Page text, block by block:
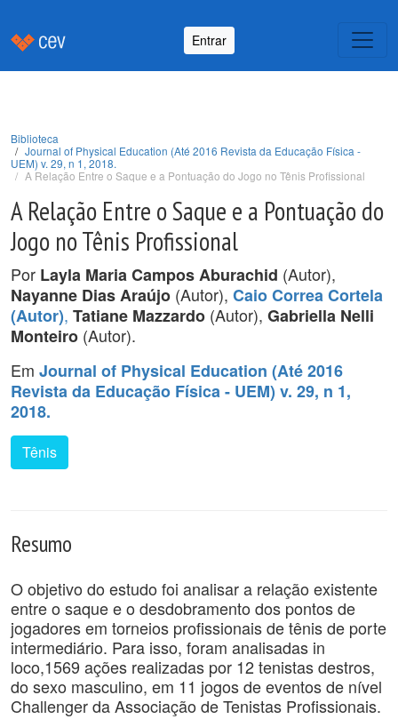
Entrar
Biblioteca
Journal of Physical Education (Até 2016 Revista da Educação Física -
UEM) v. 29, n 1, 2018.
A Relação Entre o Saque e a Pontuação do Jogo no Tênis Profissional
A Relação Entre o Saque e a Pontuação do
Jogo no Tênis Profissional
Por Layla Maria Campos Aburachid (Autor),
Nayanne Dias Araújo (Autor), Caio Correa Cortela
(Autor), Tatiane Mazzardo (Autor), Gabriella Nelli
Monteiro (Autor).
Em Journal of Physical Education (Até 2016
Revista da Educação Física - UEM) v. 29, n 1,
2018.
Tênis
Resumo
O objetivo do estudo foi analisar a relação existente
entre o saque e o desdobramento dos pontos de
jogadores em torneios profissionais de tênis de porte
intermediário. Para isso, foram analisadas in
loco,1569 ações realizadas por 12 tenistas destros,
do sexo masculino, em 11 jogos de eventos de nível
Challenger da Associação de Tenistas Profissionais.